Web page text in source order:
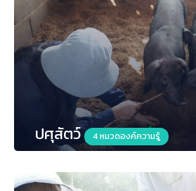
ปศุสัตว์ 4 หมวดองค์ความรู้